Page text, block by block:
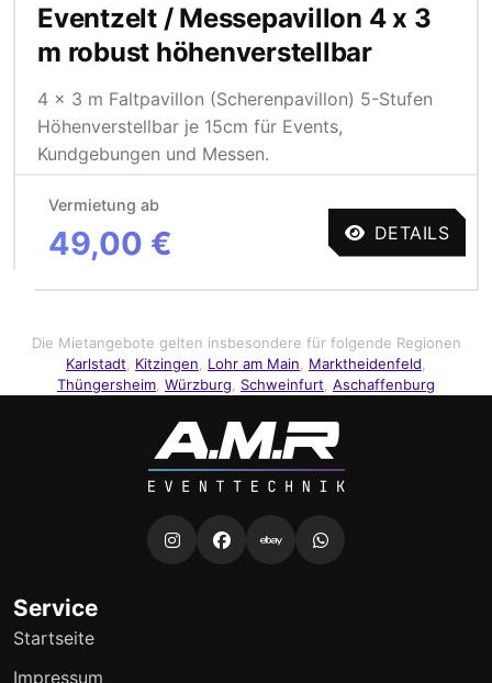
Eventzelt / Messepavillon 4 x 3
m robust höhenverstellbar
4 x 3 m Faltpavillon (Scherenpavillon) 5-Stufen
Höhenverstellbar je 15cm für Events,
Kundgebungen und Messen.
Vermietung ab
49,00 € DETAILS
Die Mietangebote gelten insbesondere für folgende Regionen
Karlstadt
Kitzingen Lohr am Main Marktheidenfeld
Thüngersheim Würzburg Schweinfurt Aschaffenburg
Service
Startseite
Impressum